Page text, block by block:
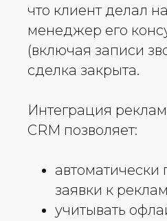
что клиент делал
менеджер его
(включая записи
сделка закрыта.
Интеграция
CRM позволяет:
автоматически
заявки к
учитывать